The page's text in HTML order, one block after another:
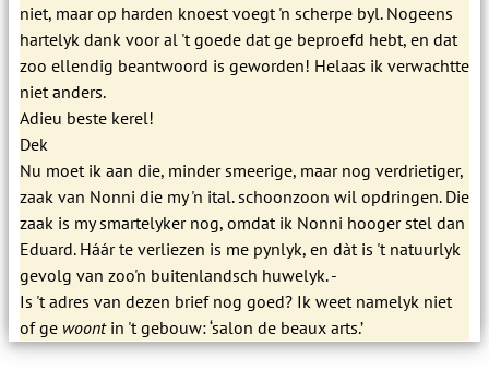
niet, maar op harden knoest voegt 'n scherpe byl. Nogeens
hartelyk dank voor al 't goede dat ge beproefd hebt, en dat
zoo ellendig beantwoord is geworden! Helaas ik verwachtte
niet anders.
Adieu beste kerel!
Dek
Nu moet ik aan die, minder smeerige, maar nog verdrietiger,
zaak van Nonni die my 'n ital. schoonzoon wil opdringen. Die
zaak is my smartelyker nog, omdat ik Nonni hooger stel dan
Eduard. Háár te verliezen is me pynlyk, en dàt is 't natuurlyk
gevolg van zoo'n buitenlandsch huwelyk. -
Is 't adres van dezen brief nog goed? Ik weet namelyk niet
of ge woontin 't gebouw: ‘salon de beaux arts.’